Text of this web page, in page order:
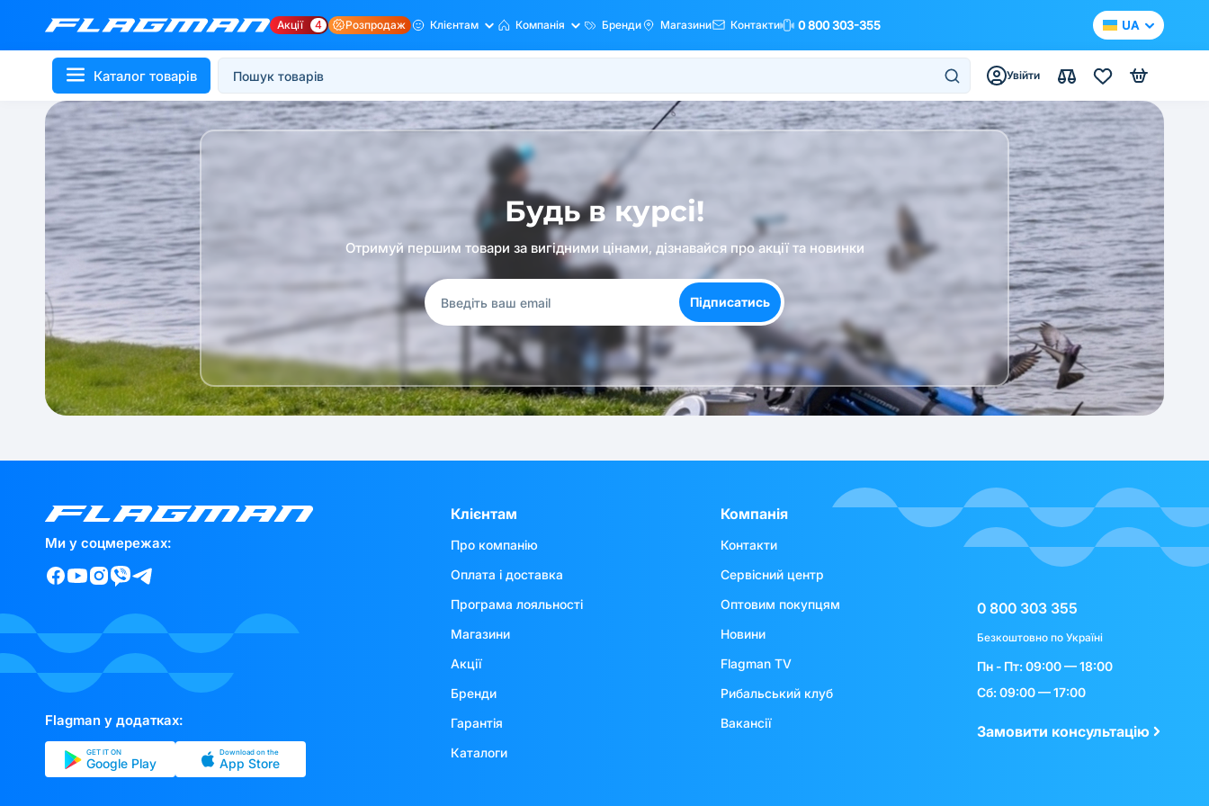
Акції 4 Розпродаж Клієнтам Компанія Бренди Магазини Контакти 0 800 303-355 UA
Каталог товарів Увійти
Будь в курсі!
Отримуй першим товари за вигідними цінами, дізнавайся про акції та новинки
Підписатись
Ми у соцмережах:
Flagman у додатках:
GET IT ON
Google Play
Download on the
App Store
Клієнтам
Про компанію
Оплата і доставка
Програма лояльності
Магазини
Акції
Бренди
Гарантія
Каталоги
Компанія
Контакти
Сервісний центр
Оптовим покупцям
Новини
Flagman TV
Рибальський клуб
Вакансії
0 800 303 355
Безкоштовно по Україні
Пн - Пт: 09:00 — 18:00
Сб: 09:00 — 17:00
Замовити консультацію